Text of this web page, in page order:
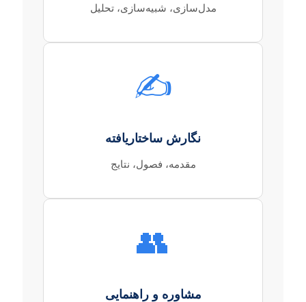
مدل‌سازی، شبیه‌سازی، تحلیل
✍️
نگارش ساختاریافته
مقدمه، فصول، نتایج
👥
مشاوره و راهنمایی